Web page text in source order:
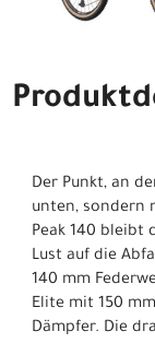
Der Punkt, an
unten, sondern
Peak 140 bleibt
Lust auf die
140 mm
Elite mit 150
Dämpfer. Die